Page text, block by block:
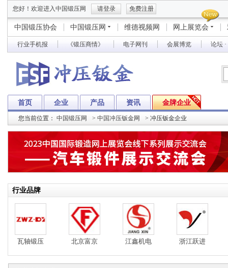
您好！欢迎进入中国锻压网 请登录 免费注册
中国锻压协会 中国锻压网 维德视频网 网上展览会
行业手机报 《锻压商情》 电子网刊 会展博览 论坛
首页 企业 产品 资讯 金牌企业
您当前位置： 中国锻压网 > 中国冲压钣金网 > 冲压钣金企业
行业品牌
瓦轴锻压 北京富京 江鑫机电 浙江跃进